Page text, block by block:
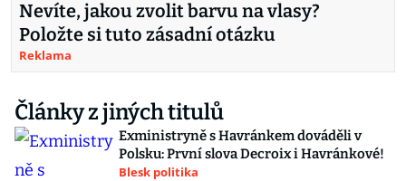
Nevíte, jakou zvolit barvu na vlasy?
Položte si tuto zásadní otázku
Reklama
Články z jiných titulů
Exministryně s Havránkem dováděli v
Polsku: První slova Decroix i Havránkové!
Blesk politika